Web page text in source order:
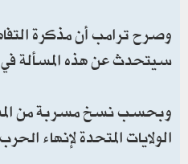
وصرح ترامب أن مذكرة
سيتحدث عن هذه المسألة
وبحسب نسخ مسربة من
الولايات المتحدة لإنهاء